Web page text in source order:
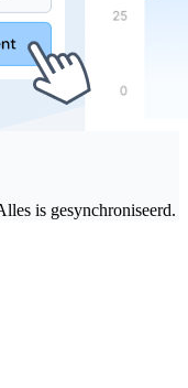
is gesynchroniseerd.